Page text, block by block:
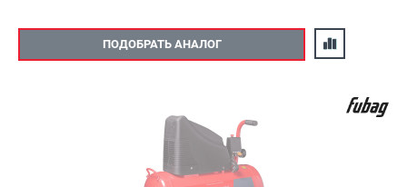
ПОДОБРАТЬ АНАЛОГ